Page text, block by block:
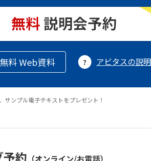
料 Web資料 アビタスの説
ンプル電子テキストをプレゼント！
約 （オンライン/お電話）